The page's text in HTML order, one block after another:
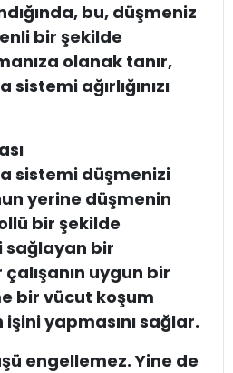
bu, düşmeniz
bir şekilde
olanak tanır,
ağırlığınızı
sistemi düşmenizi
yerine düşmenin
bir şekilde
sağlayan bir
uygun bir
bir vücut koşum
işini yapmasını sağlar.
engellemez. Yine de